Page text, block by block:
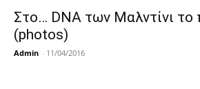
Στο… DNA των Μαλντίνι το
(photos)
Admin - 11/04/2016